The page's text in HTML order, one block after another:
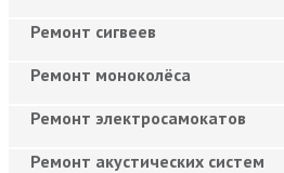
Ремонт сигвеев
Ремонт моноколёса
Ремонт электросамокатов
Ремонт акустических систем